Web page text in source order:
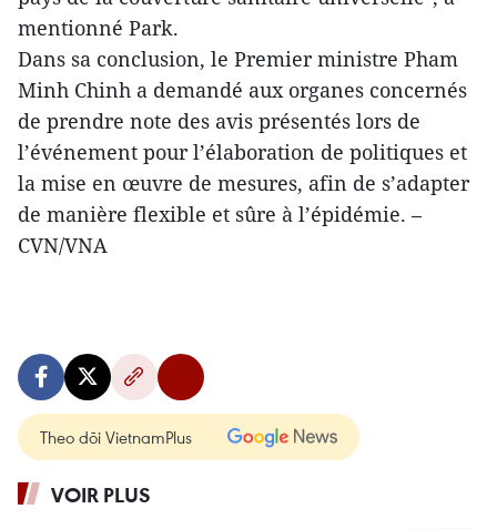
mentionné Park.
Dans sa conclusion, le Premier ministre Pham
Minh Chinh a demandé aux organes concernés
de prendre note des avis présentés lors de
l’événement pour l’élaboration de politiques et
la mise en œuvre de mesures, afin de s’adapter
de manière flexible et sûre à l’épidémie. –
CVN/VNA
Theo dõi VietnamPlus
VOIR PLUS